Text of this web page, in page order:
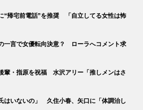
“帰宅前電話”を推奨 「自立してる女性は怖
一言で女優転向決意？ ローラへコメント求
輩・指原を祝福 水沢アリー「推しメンはさ
はいないの」 久住小春、矢口に「体調治し